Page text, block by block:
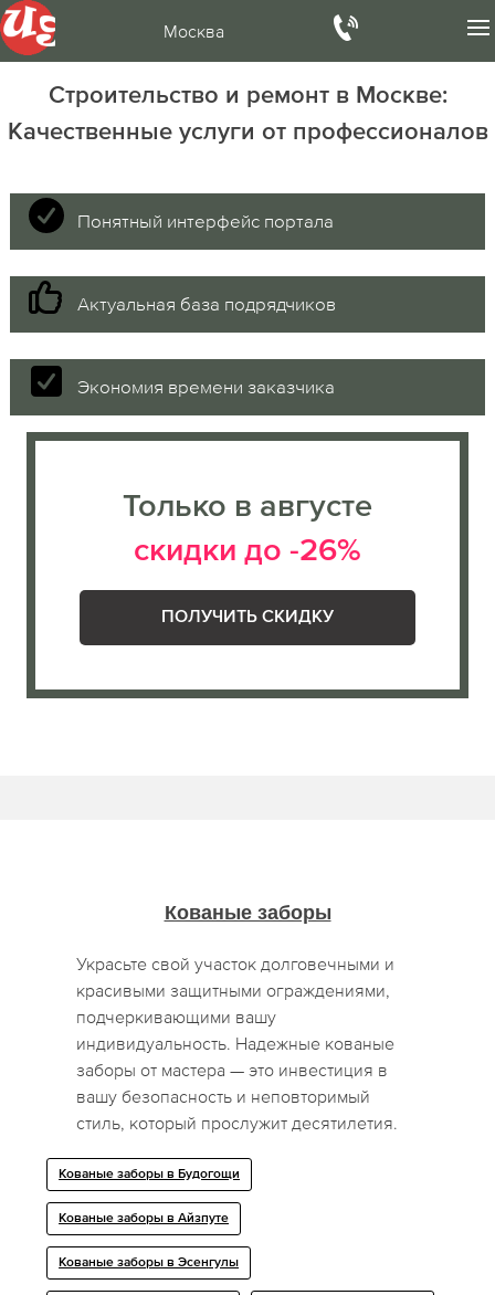
Москва
Строительство и ремонт в Москве:
Качественные услуги от профессионалов
Понятный интерфейс портала
Актуальная база подрядчиков
Экономия времени заказчика
Только в августе
скидки до -26%
ПОЛУЧИТЬ СКИДКУ
Кованые заборы
Украсьте свой участок долговечными и
красивыми защитными ограждениями,
подчеркивающими вашу
индивидуальность. Надежные кованые
заборы от мастера — это инвестиция в
вашу безопасность и неповторимый
стиль, который прослужит десятилетия.
Кованые заборы в Будогощи
Кованые заборы в Айзпуте
Кованые заборы в Эсенгулы